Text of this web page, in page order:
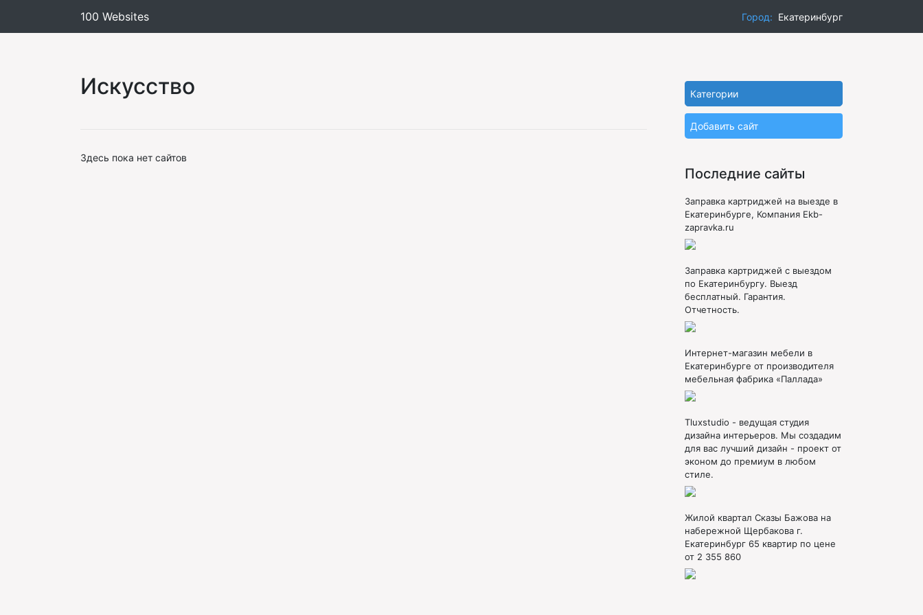
100 Websites Город: Екатеринбург
Искусство
Здесь пока нет сайтов
Категории
Добавить сайт
Последние сайты
Заправка картриджей на выезде в
Екатеринбурге, Компания Ekb-
zapravka.ru
Заправка картриджей с выездом
по Екатеринбургу. Выезд
бесплатный. Гарантия.
Отчетность.
Интернет-магазин мебели в
Екатеринбурге от производителя
мебельная фабрика «Паллада»
Tluxstudio - ведущая студия
дизайна интерьеров. Мы создадим
для вас лучший дизайн - проект от
эконом до премиум в любом
стиле.
Жилой квартал Сказы Бажова на
набережной Щербакова г.
Екатеринбург 65 квартир по цене
от 2 355 860